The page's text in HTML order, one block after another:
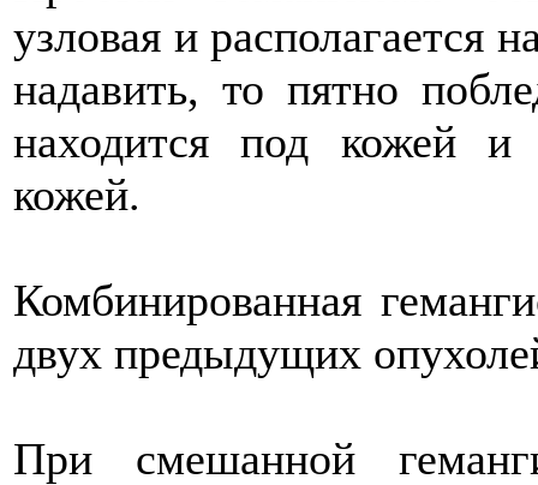
узловая и располагается
надавить, то пятно
находится под кожей
кожей.
Комбинированная
двух предыдущих
При смешанной